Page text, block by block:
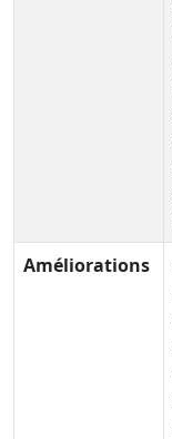
Améliorations